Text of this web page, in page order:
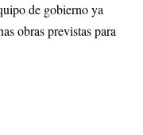
de gobierno ya
obras previstas para